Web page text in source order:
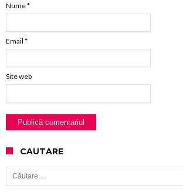
Nume*
Email *
Site web
CAUTARE
Caută după: